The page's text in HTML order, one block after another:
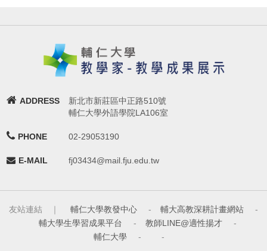
ADDRESS
新北市新莊區中正路510號
輔仁大學外語學院LA106室
PHONE 02-29053190
E-MAIL fj03434@mail.fju.edu.tw
友站連結 ｜ 輔仁大學教發中心 - 輔大高教深耕計畫網站
-
輔大學生學習成果平台
- 教師LINE@適性揚才
-
輔仁大學
- -